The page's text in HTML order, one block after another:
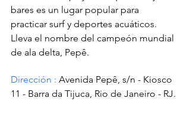
bares es un lugar popular para
practicar surf y deportes acuáticos.
Lleva el nombre del campeón mundial
de ala delta, Pepê.
Dirección : Avenida Pepê, s/n - Kiosco
11 - Barra da Tijuca, Rio de Janeiro - RJ.